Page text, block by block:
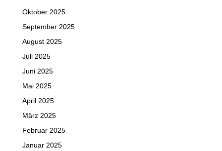
Oktober 2025
September 2025
August 2025
Juli 2025
Juni 2025
Mai 2025
April 2025
März 2025
Februar 2025
Januar 2025